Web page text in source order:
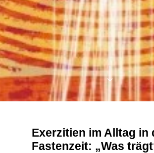
Exerzitien im Alltag in
Fastenzeit: „Was